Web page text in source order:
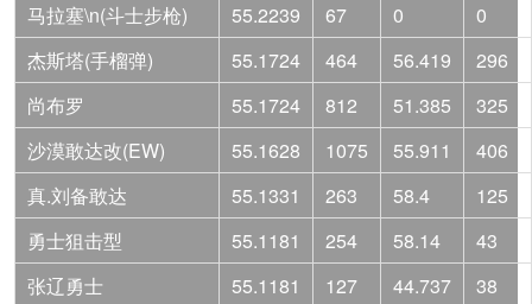
马拉塞\n(斗士步枪)
55.2239 67 0
0
杰斯塔(手榴弹)
55.1724 464 56.419
296
尚布罗
55.1724 812 51.385
325
沙漠敢达改(EW)
55.1628 1075 55.911
406
真.刘备敢达
55.1331 263 58.4
125
勇士狙击型
55.1181 254 58.14
43
张辽勇士
55.1181 127 44.737
38